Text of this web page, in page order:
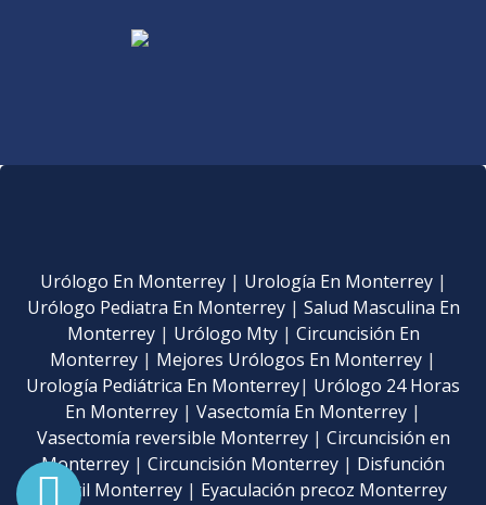
Urólogo En Monterrey| Urología En Monterrey|
Urólogo Pediatra En Monterrey| Salud Masculina En
Monterrey| Urólogo Mty| Circuncisión En
Monterrey | Mejores Urólogos En Monterrey |
Urología Pediátrica En Monterrey| Urólogo 24 Horas
En Monterrey | Vasectomía En Monterrey |
Vasectomía reversible Monterrey| Circuncisión en
Monterrey | Circuncisión Monterrey | Disfunción
eréctil Monterrey| Eyaculación precoz Monterrey